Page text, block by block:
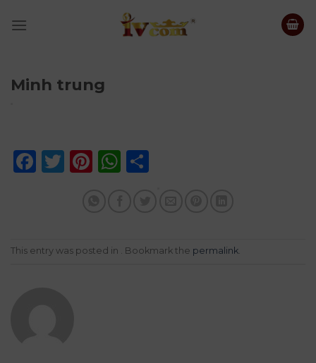
Minh trung
Facebook
Twitter
Pinterest
WhatsApp
This entry was posted in . Bookmark the permalink.